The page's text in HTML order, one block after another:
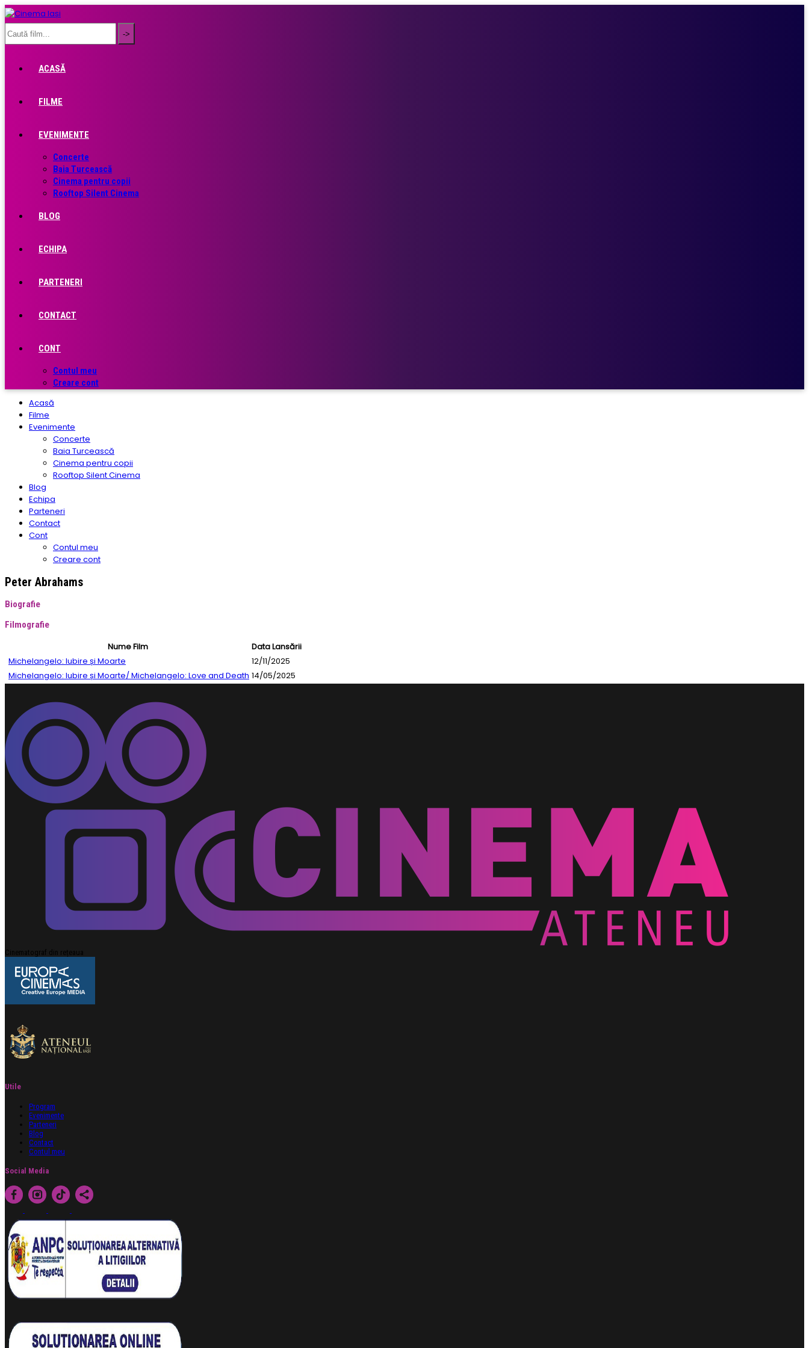
ACASĂ
FILME
EVENIMENTE
Concerte
Baia Turcească
Cinema pentru copii
Rooftop Silent Cinema
BLOG
ECHIPA
PARTENERI
CONTACT
CONT
Contul meu
Creare cont
Acasă
Filme
Evenimente
Concerte
Baia Turcească
Cinema pentru copii
Rooftop Silent Cinema
Blog
Echipa
Parteneri
Contact
Cont
Contul meu
Creare cont
Peter Abrahams
Biografie
Filmografie
Nume Film
Data Lansării
Michelangelo: Iubire și Moarte
12/11/2025
Michelangelo: Iubire și Moarte/ Michelangelo: Love and Death 14/05/2025
Cinematograf din rețeaua
Utile
Program
Evenimente
Parteneri
Blog
Contact
Contul meu
Social Media